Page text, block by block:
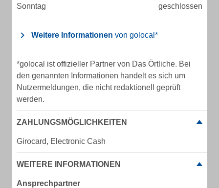
Sonntag geschlossen
Weitere Informationen von golocal*
*golocal ist offizieller Partner von Das Örtliche. Bei
den genannten Informationen handelt es sich um
Nutzermeldungen, die nicht redaktionell geprüft
werden.
ZAHLUNGSMÖGLICHKEITEN
Girocard, Electronic Cash
WEITERE INFORMATIONEN
Ansprechpartner